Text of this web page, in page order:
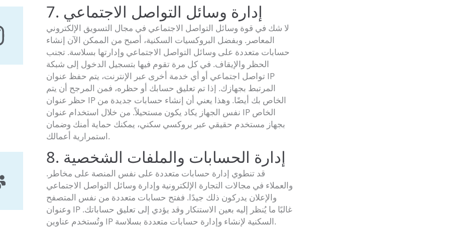
7. إدارة وسائل التواصل الاجتماعي
لا شك في قوة وسائل التواصل الاجتماعي في مجال التسويق الإلكتروني
المعاصر. وبفضل البروكسيات السكنية، أصبح من الممكن الآن إنشاء
حسابات متعددة على وسائل التواصل الاجتماعي وإدارتها بسلاسة. تجنب
الحظر والإيقاف. في كل مرة تقوم فيها بتسجيل الدخول إلى شبكة
تواصل اجتماعي أو أي خدمة أخرى عبر الإنترنت، يتم حفظ عنوان IP
المرتبط بجهازك. إذا تم تعليق حسابك أو حظره، فمن المرجح أن يتم
حظر عنوان IP الخاص بك أيضًا. وهذا يعني أن إنشاء حسابات جديدة من
نفس الجهاز يكاد يكون مستحيلاً. من خلال استخدام عنوان IP الخاص
بجهاز مستخدم حقيقي عبر بروكسي سكني، يمكنك حماية أمنك وضمان
استمرارية أعمالك.
8. إدارة الحسابات والملفات الشخصية
قد تنطوي إدارة حسابات متعددة على نفس المنصة على مخاطر.
والعملاء في مجالات التجارة الإلكترونية وإدارة وسائل التواصل الاجتماعي
والإعلان يدركون ذلك جيدًا. ففتح حسابات متعددة من نفس المتصفح
وعنوان IP غالبًا ما يُنظر إليه بعين الاستنكار وقد يؤدي إلى تعليق حساباتك.
وتُستخدم عناوين IP السكنية لإنشاء وإدارة حسابات متعددة بسلاسة.